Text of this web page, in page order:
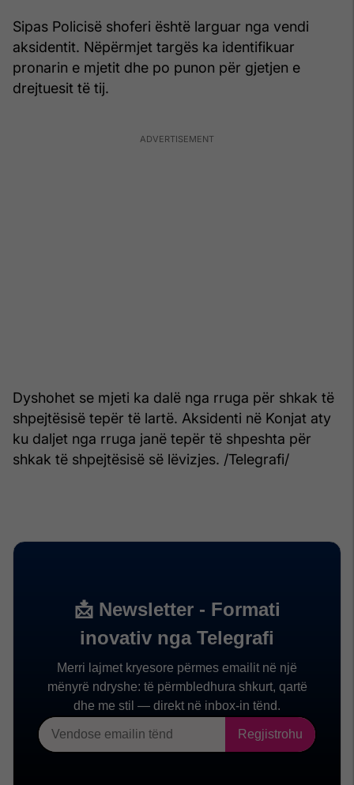
Sipas Policisë shoferi është larguar nga vendi
aksidentit. Nëpërmjet targës ka identifikuar
pronarin e mjetit dhe po punon për gjetjen e
drejtuesit të tij.
Dyshohet se mjeti ka dalë nga rruga për shkak të
shpejtësisë tepër të lartë. Aksidenti në Konjat aty
ku daljet nga rruga janë tepër të shpeshta për
shkak të shpejtësisë së lëvizjes. /Telegrafi/